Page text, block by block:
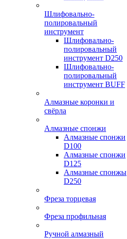
Шлифовально-
полировальный
инструмент
Шлифовально-
полировальный
инструмент D250
Шлифовально-
полировальный
инструмент BUFF
Алмазные коронки и
свёрла
Алмазные спонжи
Алмазные спонжи
D100
Алмазные спонжи
D125
Алмазные спонжы
D250
Фреза торцевая
Фреза профильная
Ручной алмазный